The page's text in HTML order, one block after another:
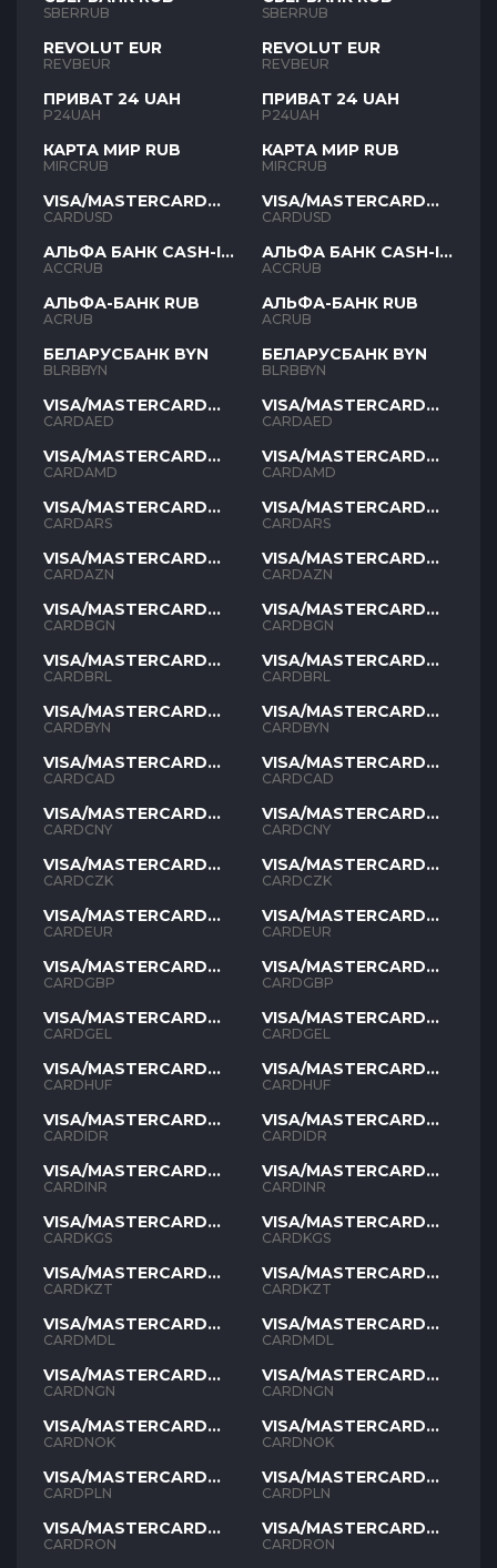
SBERRUB
REVOLUT EUR
REVBEUR
ПРИВАТ 24 UAH
P24UAH
КАРТА МИР RUB
MIRCRUB
VISA/MASTERCARD
USD
CARDUSD
АЛЬФА БАНК CASH-IN
RUB
ACCRUB
АЛЬФА-БАНК RUB
ACRUB
БЕЛАРУСБАНК BYN
BLRBBYN
VISA/MASTERCARD
AED
CARDAED
VISA/MASTERCARD
AMD
CARDAMD
VISA/MASTERCARD
ARS
CARDARS
VISA/MASTERCARD
AZN
CARDAZN
VISA/MASTERCARD
BGN
CARDBGN
VISA/MASTERCARD
BRL
CARDBRL
VISA/MASTERCARD
BYN
CARDBYN
VISA/MASTERCARD
CAD
CARDCAD
VISA/MASTERCARD
CNY
CARDCNY
VISA/MASTERCARD
CZK
CARDCZK
VISA/MASTERCARD
EUR
CARDEUR
VISA/MASTERCARD
GBP
CARDGBP
VISA/MASTERCARD
GEL
CARDGEL
VISA/MASTERCARD
HUF
CARDHUF
VISA/MASTERCARD
IDR
CARDIDR
VISA/MASTERCARD
INR
CARDINR
VISA/MASTERCARD
KGS
CARDKGS
VISA/MASTERCARD
KZT
CARDKZT
VISA/MASTERCARD
MDL
CARDMDL
VISA/MASTERCARD
NGN
CARDNGN
VISA/MASTERCARD
NOK
CARDNOK
VISA/MASTERCARD
PLN
CARDPLN
VISA/MASTERCARD
RON
CARDRON
SBERRUB
REVOLUT EUR
REVBEUR
ПРИВАТ 24 UAH
P24UAH
КАРТА МИР RUB
MIRCRUB
VISA/MASTERCARD
USD
CARDUSD
АЛЬФА БАНК CASH-IN
RUB
ACCRUB
АЛЬФА-БАНК RUB
ACRUB
БЕЛАРУСБАНК BYN
BLRBBYN
VISA/MASTERCARD
AED
CARDAED
VISA/MASTERCARD
AMD
CARDAMD
VISA/MASTERCARD
ARS
CARDARS
VISA/MASTERCARD
AZN
CARDAZN
VISA/MASTERCARD
BGN
CARDBGN
VISA/MASTERCARD
BRL
CARDBRL
VISA/MASTERCARD
BYN
CARDBYN
VISA/MASTERCARD
CAD
CARDCAD
VISA/MASTERCARD
CNY
CARDCNY
VISA/MASTERCARD
CZK
CARDCZK
VISA/MASTERCARD
EUR
CARDEUR
VISA/MASTERCARD
GBP
CARDGBP
VISA/MASTERCARD
GEL
CARDGEL
VISA/MASTERCARD
HUF
CARDHUF
VISA/MASTERCARD
IDR
CARDIDR
VISA/MASTERCARD
INR
CARDINR
VISA/MASTERCARD
KGS
CARDKGS
VISA/MASTERCARD
KZT
CARDKZT
VISA/MASTERCARD
MDL
CARDMDL
VISA/MASTERCARD
NGN
CARDNGN
VISA/MASTERCARD
NOK
CARDNOK
VISA/MASTERCARD
PLN
CARDPLN
VISA/MASTERCARD
RON
CARDRON